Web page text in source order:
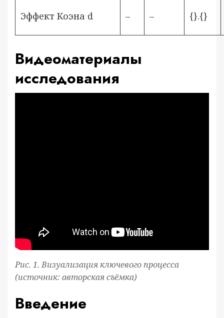
Эффект Коэна d – – {}.{}
Видеоматериалы
исследования
Рис. 1. Визуализация ключевого процесса
(источник: авторская съёмка)
Введение